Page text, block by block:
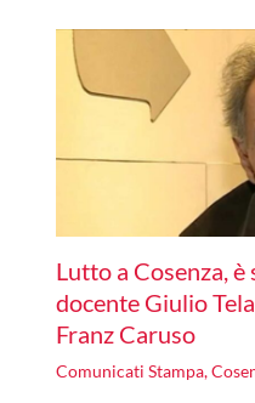
Lutto a Cosenza, è
docente Giulio
Franz Caruso
Comunicati Stampa,